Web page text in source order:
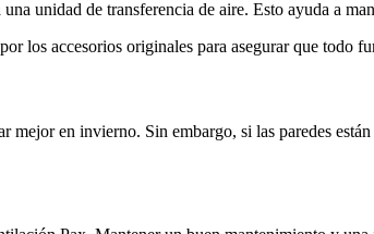
unidad de transferencia de aire. Esto ayuda a
los accesorios originales para asegurar que todo
en invierno. Sin embargo, si las paredes